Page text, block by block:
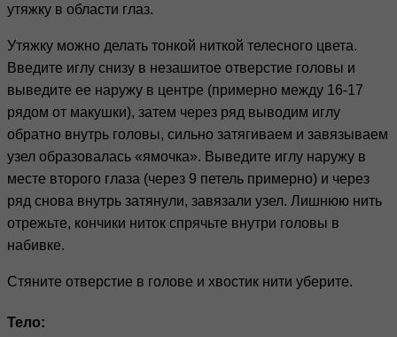
утяжку в области глаз.
Утяжку можно делать тонкой ниткой телесного цвета.
Введите иглу снизу в незашитое отверстие головы и
выведите ее наружу в центре (примерно между 16-17
рядом от макушки), затем через ряд выводим иглу
обратно внутрь головы, сильно затягиваем и завязываем
узел образовалась «ямочка». Выведите иглу наружу в
месте второго глаза (через 9 петель примерно) и через
ряд снова внутрь затянули, завязали узел. Лишнюю нить
отрежьте, кончики ниток спрячьте внутри головы в
набивке.
Стяните отверстие в голове и хвостик нити уберите.
Тело: